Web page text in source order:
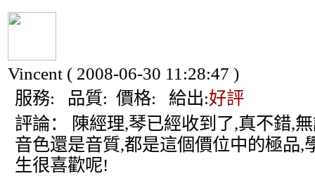
Vincent ( 2008-06-30 11:28:47 )
服務: 品質: 價格: 給出:好評
評論：
陳經理,琴已經收到了,真不錯,
音色還是音質,都是這個價位中的極品,
生很喜歡呢!